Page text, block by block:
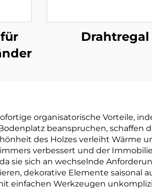
Drahtregal
organisatorische Vorteile,
beanspruchen, schaffen
des Holzes verleiht Wärme
verbessert und der
sie sich an wechselnde
dekorative Elemente saisonal
einfachen Werkzeugen